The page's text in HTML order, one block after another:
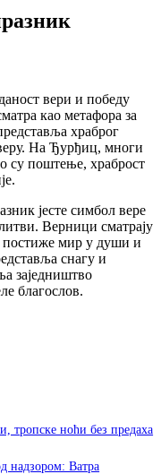
вери и победу
као метафора за
храброг
На Ђурђиц, многи
су поштење, храброст
јесте симбол вере
Верници сматрају
постиже мир у души и
снагу и
заједништво
благослов.
тропске ноћи без предаха
надзором: Ватра